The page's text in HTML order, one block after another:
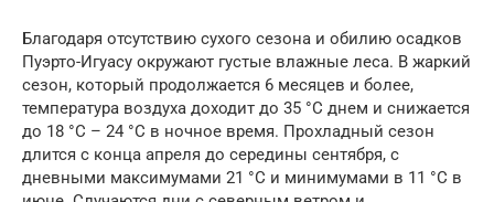
Благодаря отсутствию сухого сезона и обилию осадков
Пуэрто-Игуасу окружают густые влажные леса. В жаркий
сезон, который продолжается 6 месяцев и более,
температура воздуха доходит до 35 °С днем и снижается
до 18 °C – 24 °С в ночное время. Прохладный сезон
длится с конца апреля до середины сентября, с
дневными максимумами 21 °С и минимумами в 11 °С в